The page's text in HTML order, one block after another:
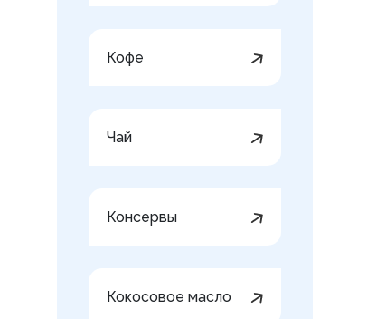
Кофе
Чай
Консервы
Кокосовое масло